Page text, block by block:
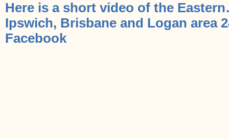
Here is a short video of the
Ipswich, Brisbane and Logan area
Facebook